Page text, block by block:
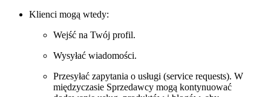
Klienci mogą wtedy:
Wejść na Twój profil.
Wysyłać wiadomości.
Przesyłać zapytania o usługi (service requests). W
międzyczasie Sprzedawcy mogą kontynuować